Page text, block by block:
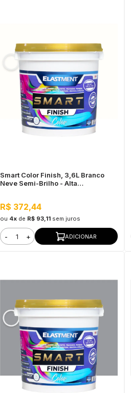
Smart Color Finish, 3,6L Branco
Neve Semi-Brilho - Alta
R$ 372,44
ou 4xde R$ 93,11 sem juros
- + ADICIONAR